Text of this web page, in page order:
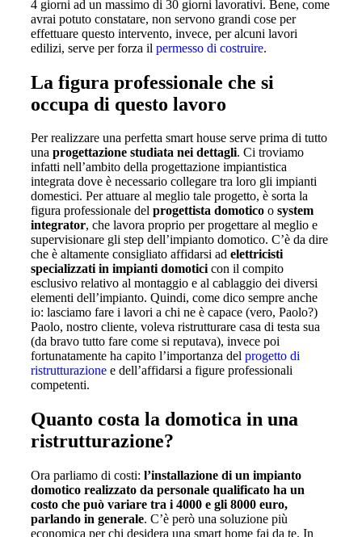
4 giorni ad un massimo di 30 giorni lavorativi. Bene, come
avrai potuto constatare, non servono grandi cose per
effettuare questo intervento, invece, per alcuni lavori
edilizi, serve per forza il permesso di costruire.
La figura professionale che si
occupa di questo lavoro
Per realizzare una perfetta smart house serve prima di tutto
una progettazione studiata nei dettagli. Ci troviamo
infatti nell’ambito della progettazione impiantistica
integrata dove è necessario collegare tra loro gli impianti
domestici. Per attuare al meglio tale progetto, è sorta la
figura professionale del progettista domotico o system
integrator, che lavora proprio per progettare al meglio e
supervisionare gli step dell’impianto domotico. C’è da dire
che è altamente consigliato affidarsi ad elettricisti
specializzati in impianti domoticicon il compito
esclusivo relativo al montaggio e al cablaggio dei diversi
elementi dell’impianto. Quindi, come dico sempre anche
io: lasciamo fare i lavori a chi ne è capace (vero, Paolo?)
Paolo, nostro cliente, voleva ristrutturare casa di testa sua
(da bravo tutto fare come si reputava), invece poi
fortunatamente ha capito l’importanza del progetto di
ristrutturazione e dell’affidarsi a figure professionali
competenti.
Quanto costa la domotica in una
ristrutturazione?
Ora parliamo di costi: l’installazione di un impianto
domotico realizzato da personale qualificato ha un
costo che può variare tra i 4000 e gli 8000 euro,
parlando in generale. C’è però una soluzione più
economica per chi desidera una smart home fai da te. In